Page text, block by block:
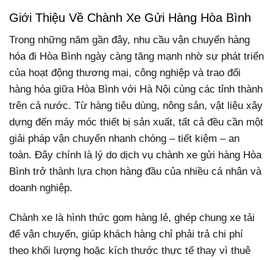
Giới Thiệu Về Chành Xe Gửi Hàng Hòa Bình
Trong những năm gần đây, nhu cầu vận chuyển hàng
hóa đi Hòa Bình ngày càng tăng mạnh nhờ sự phát triển
của hoạt động thương mại, công nghiệp và trao đổi
hàng hóa giữa Hòa Bình với Hà Nội cùng các tỉnh thành
trên cả nước. Từ hàng tiêu dùng, nông sản, vật liệu xây
dựng đến máy móc thiết bị sản xuất, tất cả đều cần một
giải pháp vận chuyển nhanh chóng – tiết kiệm – an
toàn. Đây chính là lý do dịch vụ chành xe gửi hàng Hòa
Bình trở thành lựa chọn hàng đầu của nhiều cá nhân và
doanh nghiệp.
Chành xe là hình thức gom hàng lẻ, ghép chung xe tải
để vận chuyển, giúp khách hàng chỉ phải trả chi phí
theo khối lượng hoặc kích thước thực tế thay vì thuê